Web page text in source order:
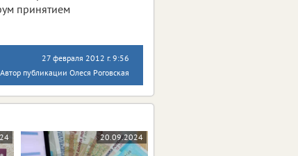
принятием
27 февраля 2012 г. 9:56
Автор публикации Олеся Роговская
20.09.2024